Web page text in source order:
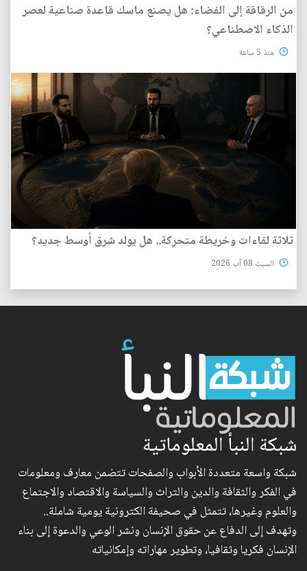
من الرقاقة إلى الفضاء: هل يصنع ماسك قاعدة صناعية لعصر
الذكاء الاصطناعي؟
منذ 5 ساعة
ثلاثة لقاءات وخريطة متحركة.. هل يولد شرق أوسط جديد؟
السبت 08 آب 2026
شبكة النبأ المعلوماتية
شبكة واسعة متعددة الأبواب والصفحات تتضمن معارف ومعلومات
في الفكر والثقافة والدين والتراث والسياسة والاقتصاد والاجتماع
والعلوم وغيرها، تتمثل في صحيفة الكترونية يومية شاملة..
وتهدف إلى الدفاع عن حقوق الإنسان ونشر الوعي والدعوة إلى بناء
الإنسان فكريا وثقافيا، وتطوير مهاراته وإمكانياته